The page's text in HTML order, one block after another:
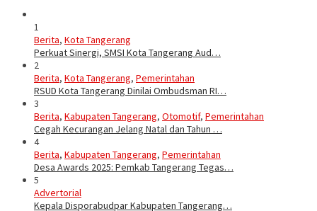
1
Berita, Kota Tangerang
Perkuat Sinergi, SMSI Kota Tangerang Aud…
2
Berita, Kota Tangerang, Pemerintahan
RSUD Kota Tangerang Dinilai Ombudsman RI…
3
Berita, Kabupaten Tangerang, Otomotif, Pemerintahan
Cegah Kecurangan Jelang Natal dan Tahun …
4
Berita, Kabupaten Tangerang, Pemerintahan
Desa Awards 2025: Pemkab Tangerang Tegas…
5
Advertorial
Kepala Disporabudpar Kabupaten Tangerang…